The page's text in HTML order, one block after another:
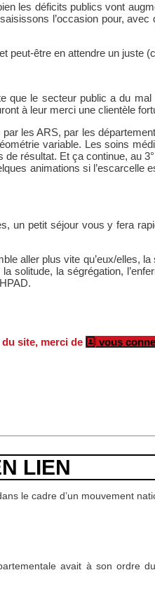
les déficits publics vont
l’occasion pour,
être en attendre un juste
que le secteur public a du
à leur merci une clientèle
les ARS, par les
variable. Les soins
résultat. Et ça continue, au
animations si l’escarcelle
un petit séjour vous y fera
aller plus vite qu’eux/elles,
solitude, la ségrégation,
site, merci de vous
LIEN
le cadre d’un mouvement
avait à son ordre